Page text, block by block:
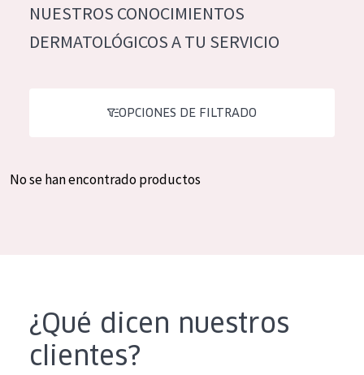
Hidratación y luminosidad
Reducción de arrugas
TIPO DE PRODUCTO
Limpieza
German
Spanish
NUESTROS CONOCIMIENTOS
DERMATOLÓGICOS A TU SERVICIO
OPCIONES DE FILTRADO
No se han encontrado productos
¿Qué dicen nuestros
clientes?